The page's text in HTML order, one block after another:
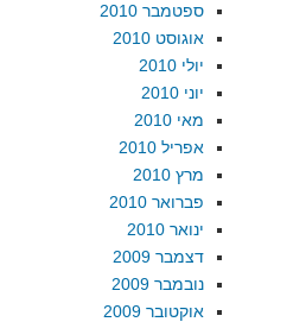
ספטמבר 2010
אוגוסט 2010
יולי 2010
יוני 2010
מאי 2010
אפריל 2010
מרץ 2010
פברואר 2010
ינואר 2010
דצמבר 2009
נובמבר 2009
אוקטובר 2009